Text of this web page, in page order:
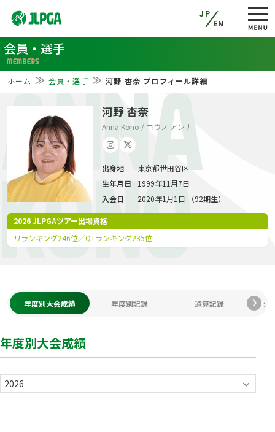
JP
EN
会員・選手
MEMBERS
ホーム 会員・選手 河野 杏奈 プロフィール詳細
ANNA
KONO
河野 杏奈
Anna Kono / コウノ アンナ
2026 JLPGAツアー出場資格
リランキング246位／QTランキング235位
出身地
東京都世田谷区
生年月日
1999年11月7日
入会日
2020年1月1日 （92期生）
年度別大会成績 年度別記録 通算記録 生
年度別大会成績